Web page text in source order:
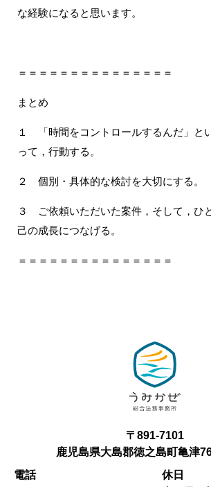
な経験になると思います。
＝＝＝＝＝＝＝＝＝＝＝＝＝＝＝
まとめ
１ 「時間をコントロールするんだ」と
って，行動する。
２ 個別・具体的な検討を大切にする。
３ ご依頼いただいた案件，そして，ひ
己の成長につなげる。
＝＝＝＝＝＝＝＝＝＝＝＝＝＝＝
〒891-7101
鹿児島県大島郡徳之島町亀津
電話
休日